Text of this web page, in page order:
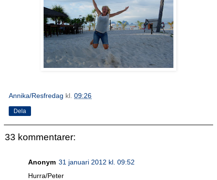
Annika/Resfredag kl. 09:26
Dela
33 kommentarer:
Anonym 31 januari 2012 kl. 09:52
Hurra/Peter